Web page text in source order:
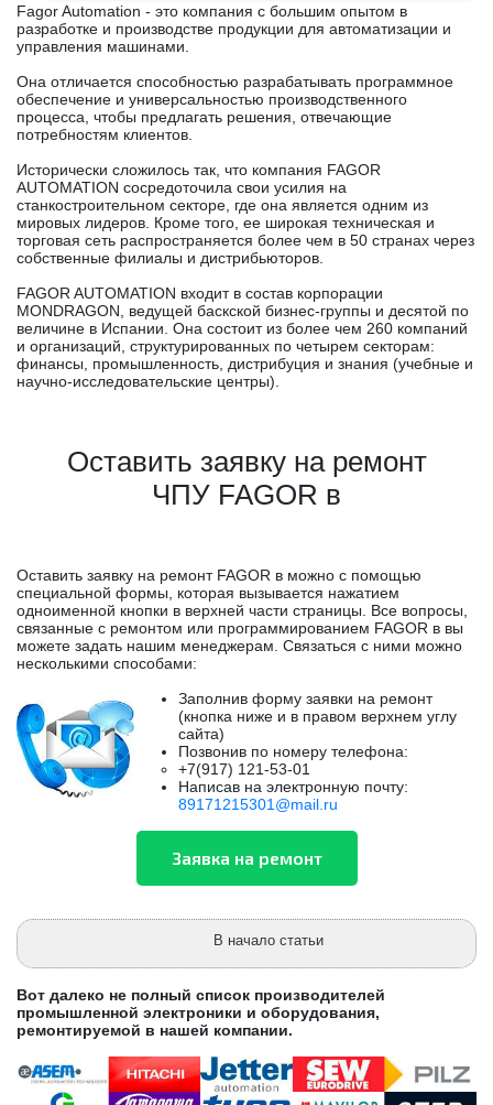
Fagor Automation - это компания с большим опытом в
разработке и производстве продукции для автоматизации и
управления машинами.
Она отличается способностью разрабатывать программное
обеспечение и универсальностью производственного
процесса, чтобы предлагать решения, отвечающие
потребностям клиентов.
Исторически сложилось так, что компания FAGOR
AUTOMATION сосредоточила свои усилия на
станкостроительном секторе, где она является одним из
мировых лидеров. Кроме того, ее широкая техническая и
торговая сеть распространяется более чем в 50 странах через
собственные филиалы и дистрибьюторов.
FAGOR AUTOMATION входит в состав корпорации
MONDRAGON, ведущей баскской бизнес-группы и десятой по
величине в Испании. Она состоит из более чем 260 компаний
и организаций, структурированных по четырем секторам:
финансы, промышленность, дистрибуция и знания (учебные и
научно-исследовательские центры).
Оставить заявку на ремонт
ЧПУ FAGOR в
Оставить заявку на ремонт FAGOR в можно с помощью
специальной формы, которая вызывается нажатием
одноименной кнопки в верхней части страницы. Все вопросы,
связанные с ремонтом или программированием FAGOR в вы
можете задать нашим менеджерам. Связаться с ними можно
несколькими способами:
Заполнив форму заявки на ремонт
(кнопка ниже и в правом верхнем углу
сайта)
Позвонив по номеру телефона:
+7(917) 121-53-01
Написав на электронную почту:
89171215301@mail.ru
В начало статьи
Вот далеко не полный список производителей
промышленной электроники и оборудования,
ремонтируемой в нашей компании.